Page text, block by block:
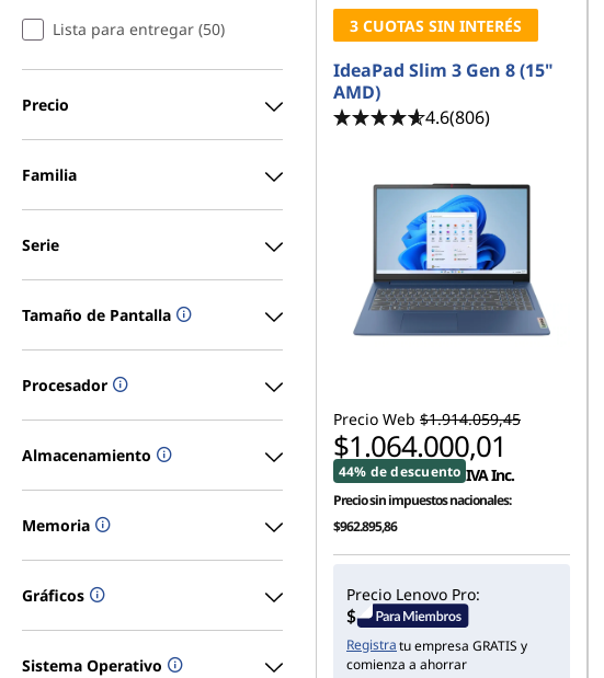
Lista para entregar (50)
Precio
Familia
Serie
Tamaño de Pantalla
Procesador
Almacenamiento
Memoria
Gráficos
Sistema Operativo
3 CUOTAS SIN INTERÉS
IdeaPad Slim 3 Gen 8 (15"
AMD)
4.6(806)
Precio Web $1.914.059,45
$1.064.000,01
44% de descuento IVA Inc.
Precio sin impuestos nacionales:
$962.895,86
Precio Lenovo Pro:
Registratu empresa GRATIS y
comienza a ahorrar